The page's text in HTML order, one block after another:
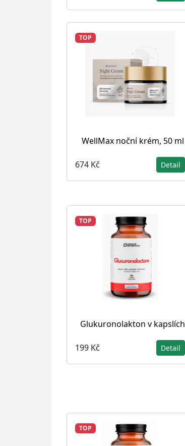
TOP
WellMax noční krém, 50 ml
674 Kč Detail
TOP
Glukuronolakton v kapslích
199 Kč Detail
TOP